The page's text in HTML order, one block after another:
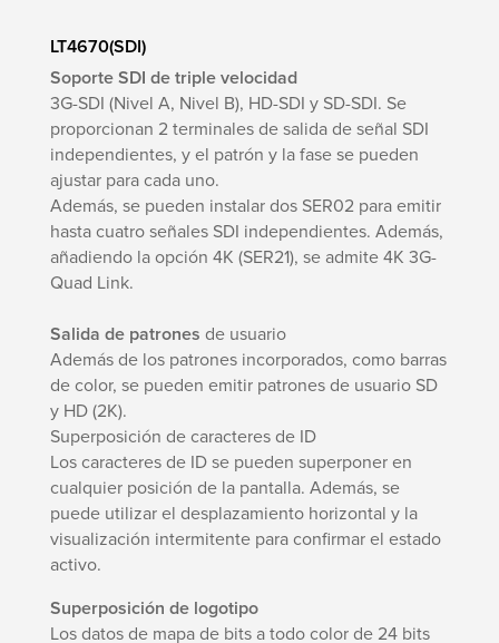
LT4670(SDI)
Soporte SDI de triple velocidad
3G-SDI (Nivel A, Nivel B), HD-SDI y SD-SDI. Se
proporcionan 2 terminales de salida de señal SDI
independientes, y el patrón y la fase se pueden
ajustar para cada uno.
Además, se pueden instalar dos SER02 para emitir
hasta cuatro señales SDI independientes. Además,
añadiendo la opción 4K (SER21), se admite 4K 3G-
Quad Link.
Salida de patrones de usuario
Además de los patrones incorporados, como barras
de color, se pueden emitir patrones de usuario SD
y HD (2K).
Superposición de caracteres de ID
Los caracteres de ID se pueden superponer en
cualquier posición de la pantalla. Además, se
puede utilizar el desplazamiento horizontal y la
visualización intermitente para confirmar el estado
activo.
Superposición de logotipo
Los datos de mapa de bits a todo color de 24 bits